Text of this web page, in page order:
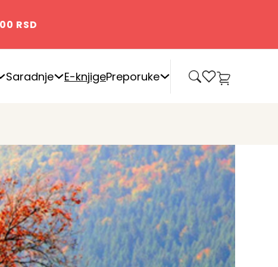
RSD
Saradnje E-knjigePreporuke